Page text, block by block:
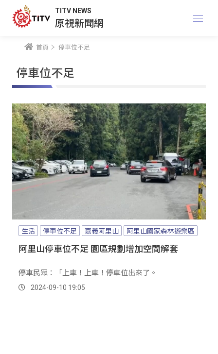
TITV NEWS
原視新聞網
首頁 停車位不足
停車位不足
生活 停車位不足 嘉義阿里山 阿里山國家森林遊樂區
阿里山停車位不足 園區規劃增加空間解套
停車民眾：「上車！上車！停車位出來了。
2024-09-10 19:05